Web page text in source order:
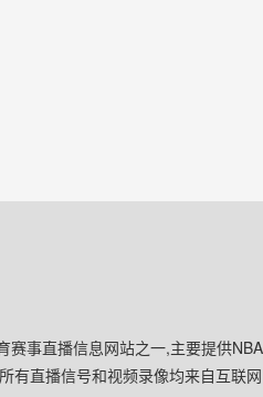
赛事直播信息网站之一,主要提供
所有直播信号和视频录像均来自互联